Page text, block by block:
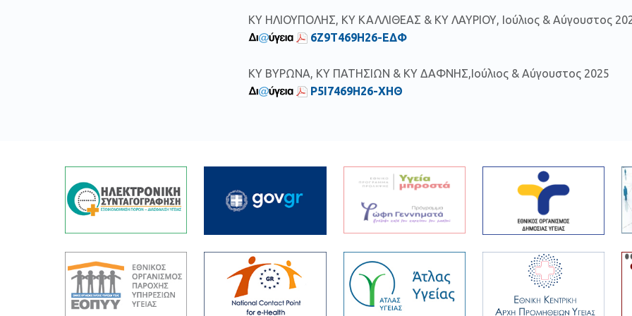
ΚΥ ΗΛΙΟΥΠΟΛΗΣ, ΚΥ ΚΑΛΛΙΘΕΑΣ & ΚΥ ΛΑΥΡΙΟΥ, Ιούλιος & Αύγουστος
6Ζ9Τ469Η26-ΕΔΦ
ΚΥ ΒΥΡΩΝΑ, ΚΥ ΠΑΤΗΣΙΩΝ & ΚΥ ΔΑΦΝΗΣ,Ιούλιος & Αύγουστος 2025
Ρ5Ι7469Η26-ΧΗΘ